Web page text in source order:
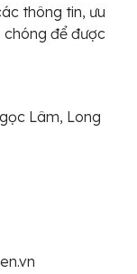
thông tin, ưu
chóng để được
Lâm, Long